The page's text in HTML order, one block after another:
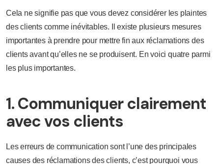
Cela ne signifie pas que vous devez considérer les plaintes
des clients comme inévitables. Il existe plusieurs mesures
importantes à prendre pour mettre fin aux réclamations des
clients avant qu’elles ne se produisent. En voici quatre parmi
les plus importantes.
1. Communiquer clairement
avec vos clients
Les erreurs de communication sont l’une des principales
causes des réclamations des clients, c’est pourquoi vous